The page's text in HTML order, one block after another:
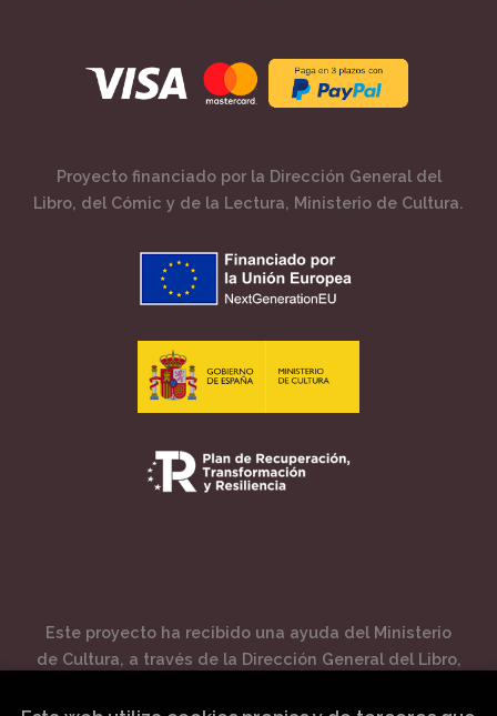
Proyecto financiado por la Dirección General del
Libro, del Cómic y de la Lectura, Ministerio de Cultura.
Este proyecto ha recibido una ayuda del Ministerio
de Cultura, a través de la Dirección General del Libro,